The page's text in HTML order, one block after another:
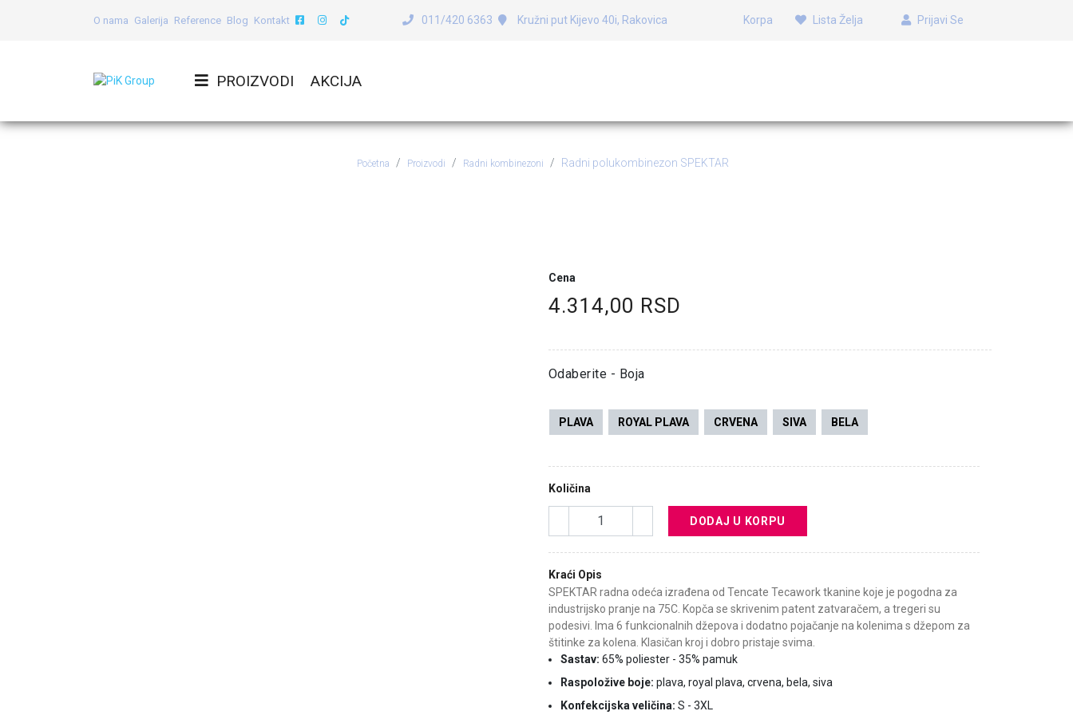
O nama Galerija Reference Blog Kontakt 011/420 6363 Kružni put Kijevo 40i, Rakovica Korpa Lista Želja Prijavi Se
PROIZVODI AKCIJA
Početna Proizvodi Radni kombinezoni Radni polukombinezon SPEKTAR
Cena
4.314,00 RSD
Odaberite - Boja
PLAVA ROYAL PLAVA CRVENA SIVA BELA
Količina
DODAJ U KORPU
Kraći Opis
SPEKTAR radna odeća izrađena od Tencate Tecawork tkanine koje je pogodna za
industrijsko pranje na 75C. Kopča se skrivenim patent zatvaračem, a tregeri su
podesivi. Ima 6 funkcionalnih džepova i dodatno pojačanje na kolenima s džepom za
štitinke za kolena. Klasičan kroj i dobro pristaje svima.
Sastav: 65% poliester - 35% pamuk
Raspoložive boje: plava, royal plava, crvena, bela, siva
Konfekcijska veličina: S - 3XL